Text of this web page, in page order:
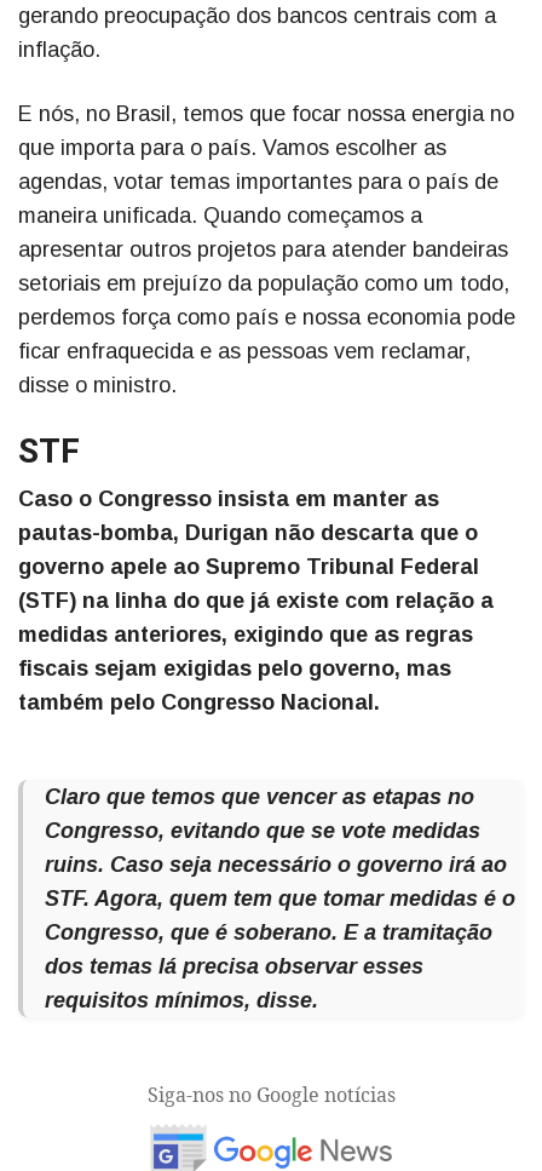
gerando preocupação dos bancos centrais com a
inflação.
E nós, no Brasil, temos que focar nossa energia no
que importa para o país. Vamos escolher as
agendas, votar temas importantes para o país de
maneira unificada. Quando começamos a
apresentar outros projetos para atender bandeiras
setoriais em prejuízo da população como um todo,
perdemos força como país e nossa economia pode
ficar enfraquecida e as pessoas vem reclamar,
disse o ministro.
STF
Caso o Congresso insista em manter as
pautas-bomba, Durigan não descarta que o
governo apele ao Supremo Tribunal Federal
(STF) na linha do que já existe com relação a
medidas anteriores, exigindo que as regras
fiscais sejam exigidas pelo governo, mas
também pelo Congresso Nacional.
Claro que temos que vencer as etapas no
Congresso, evitando que se vote medidas
ruins. Caso seja necessário o governo irá ao
STF. Agora, quem tem que tomar medidas é o
Congresso, que é soberano. E a tramitação
dos temas lá precisa observar esses
requisitos mínimos, disse.
Siga-nos no Google notícias